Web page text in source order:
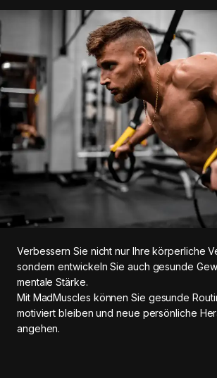
Verbessern Sie nicht nur Ihre körperliche
sondern entwickeln Sie auch gesunde
mentale Stärke.
Mit MadMuscles können Sie gesunde
motiviert bleiben und neue persönliche
angehen.